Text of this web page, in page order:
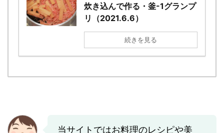
炊き込んで作る・釜-1グランプ
リ（2021.6.6）
続きを見る
当サイトではお料理のレシピや美